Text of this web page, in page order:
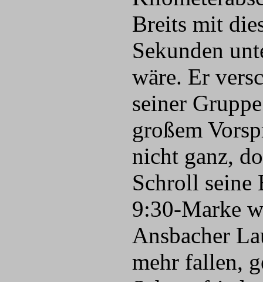
Breits mit
Sekunden
wäre. Er
seiner
großem
nicht ganz,
Schroll seine
9:30-Marke
Ansbacher
mehr fallen,